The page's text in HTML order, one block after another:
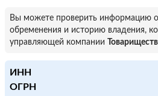
Вы можете проверить информацию о
обременения и историю владения,
управляющей компании
ИНН
ОГРН